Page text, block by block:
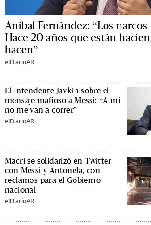
Aníbal Fernández: “Los narcos
Hace 20 años que están
hacen”
elDiarioAR
El intendente Javkin sobre el
mensaje mafioso a Messi: “A mí
no me van a correr”
elDiarioAR
Macri se solidarizó en Twitter
con Messi y Antonela, con
reclamos para el Gobierno
nacional
elDiarioAR